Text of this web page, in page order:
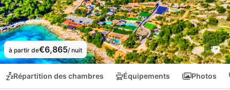
à partir de€6,865/ nuit
Répartition des chambres Équipements Photos